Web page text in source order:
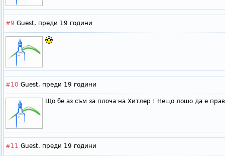
#9 Guest, преди 19 години
#10 Guest, преди 19 години
Що бе аз съм за плоча на Хитлер ! Нещо лошо да е
#11 Guest, преди 19 години